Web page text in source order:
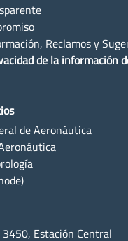
Reclamos y
de la información
de Aeronáutica
Estación Central